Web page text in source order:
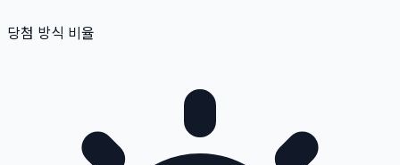
당첨 방식 비율